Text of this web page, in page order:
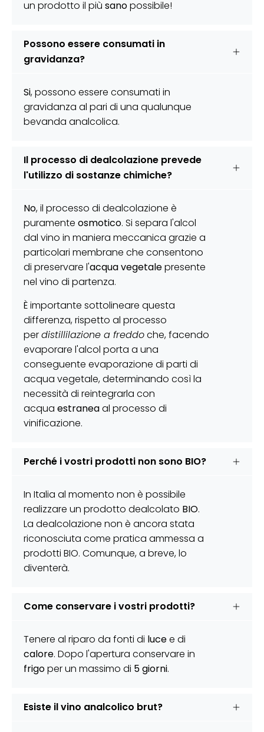
un prodotto il più sanopossibile!
Possono essere consumati in
gravidanza?
Si, possono essere consumati in
gravidanza al pari di una qualunque
bevanda analcolica.
Il processo di dealcolazione prevede
l'utilizzo di sostanze chimiche?
No, il processo di dealcolazione è
puramente osmotico. Si separa l'alcol
dal vino in maniera meccanica grazie a
particolari membrane che consentono
di preservare l'acqua vegetalepresente
nel vino di partenza.
È importante sottolineare questa
differenza, rispetto al processo
perdistillilazione a freddoche, facendo
evaporare l'alcol porta a una
conseguente evaporazione di parti di
acqua vegetale, determinando così la
necessità di reintegrarla con
acqua estraneaal processo di
vinificazione.
Perché i vostri prodotti non sono BIO?
In Italia al momento non è possibile
realizzare un prodotto dealcolato BIO.
La dealcolazione non è ancora stata
riconosciuta come pratica ammessa a
prodotti BIO. Comunque, a breve, lo
diventerà.
Come conservare i vostri prodotti?
Tenere al riparo da fonti di lucee di
calore. Dopo l'apertura conservare in
frigoper un massimo di 5 giorni.
Esiste il vino analcolico brut?